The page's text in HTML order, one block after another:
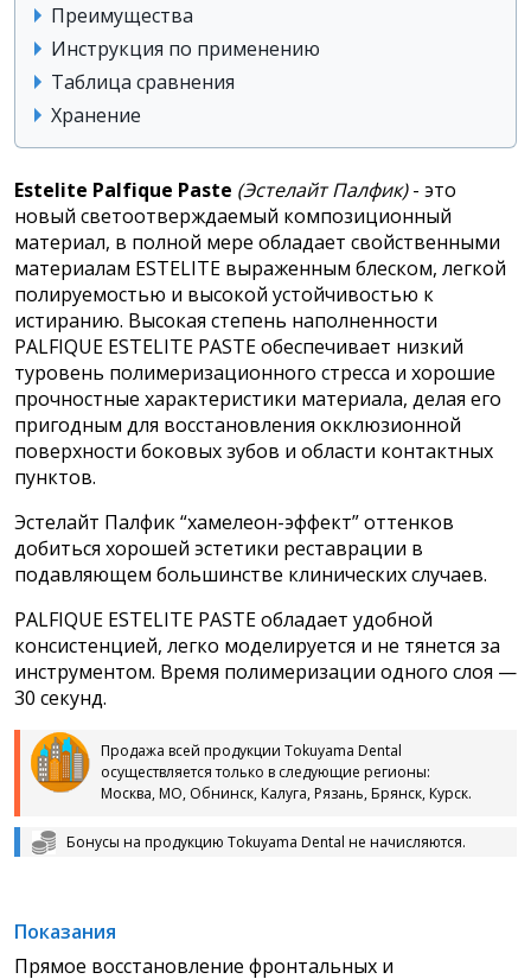
Преимущества
Инструкция по применению
Таблица сравнения
Хранение
Estelite Palfique Paste (Эстелайт Палфик)- это
новый светоотверждаемый композиционный
материал, в полной мере обладает свойственными
материалам ESTELITE выраженным блеском, легкой
полируемостью и высокой устойчивостью к
истиранию. Высокая степень наполненности
PALFIQUE ESTELITE PASTE обеспечивает низкий
туровень полимеризационного стресса и хорошие
прочностные характеристики материала, делая его
пригодным для восстановления окклюзионной
поверхности боковых зубов и области контактных
пунктов.
Эстелайт Палфик “хамелеон-эффект” оттенков
добиться хорошей эстетики реставрации в
подавляющем большинстве клинических случаев.
PALFIQUE ESTELITE PASTE обладает удобной
консистенцией, легко моделируется и не тянется за
инструментом. Время полимеризации одного слоя —
30 секунд.
Продажа всей продукции Tokuyama Dental
осуществляется только в следующие регионы:
Москва, МО, Обнинск, Калуга, Рязань, Брянск, Курск.
Бонусы на продукцию Tokuyama Dental не начисляются.
Показания
Прямое восстановление фронтальных и